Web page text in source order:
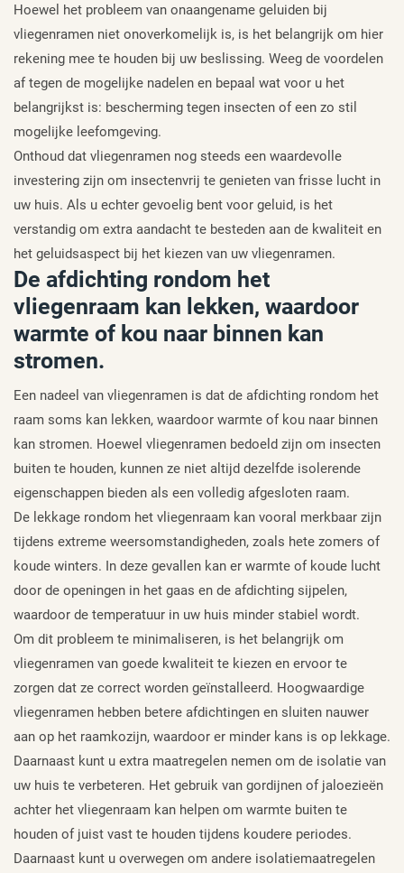
Hoewel het probleem van onaangename geluiden bij
vliegenramen niet onoverkomelijk is, is het belangrijk om hier
rekening mee te houden bij uw beslissing. Weeg de voordelen
af tegen de mogelijke nadelen en bepaal wat voor u het
belangrijkst is: bescherming tegen insecten of een zo stil
mogelijke leefomgeving.
Onthoud dat vliegenramen nog steeds een waardevolle
investering zijn om insectenvrij te genieten van frisse lucht in
uw huis. Als u echter gevoelig bent voor geluid, is het
verstandig om extra aandacht te besteden aan de kwaliteit en
het geluidsaspect bij het kiezen van uw vliegenramen.
De afdichting rondom het
vliegenraam kan lekken, waardoor
warmte of kou naar binnen kan
stromen.
Een nadeel van vliegenramen is dat de afdichting rondom het
raam soms kan lekken, waardoor warmte of kou naar binnen
kan stromen. Hoewel vliegenramen bedoeld zijn om insecten
buiten te houden, kunnen ze niet altijd dezelfde isolerende
eigenschappen bieden als een volledig afgesloten raam.
De lekkage rondom het vliegenraam kan vooral merkbaar zijn
tijdens extreme weersomstandigheden, zoals hete zomers of
koude winters. In deze gevallen kan er warmte of koude lucht
door de openingen in het gaas en de afdichting sijpelen,
waardoor de temperatuur in uw huis minder stabiel wordt.
Om dit probleem te minimaliseren, is het belangrijk om
vliegenramen van goede kwaliteit te kiezen en ervoor te
zorgen dat ze correct worden geïnstalleerd. Hoogwaardige
vliegenramen hebben betere afdichtingen en sluiten nauwer
aan op het raamkozijn, waardoor er minder kans is op lekkage.
Daarnaast kunt u extra maatregelen nemen om de isolatie van
uw huis te verbeteren. Het gebruik van gordijnen of jaloezieën
achter het vliegenraam kan helpen om warmte buiten te
houden of juist vast te houden tijdens koudere periodes.
Daarnaast kunt u overwegen om andere isolatiemaatregelen